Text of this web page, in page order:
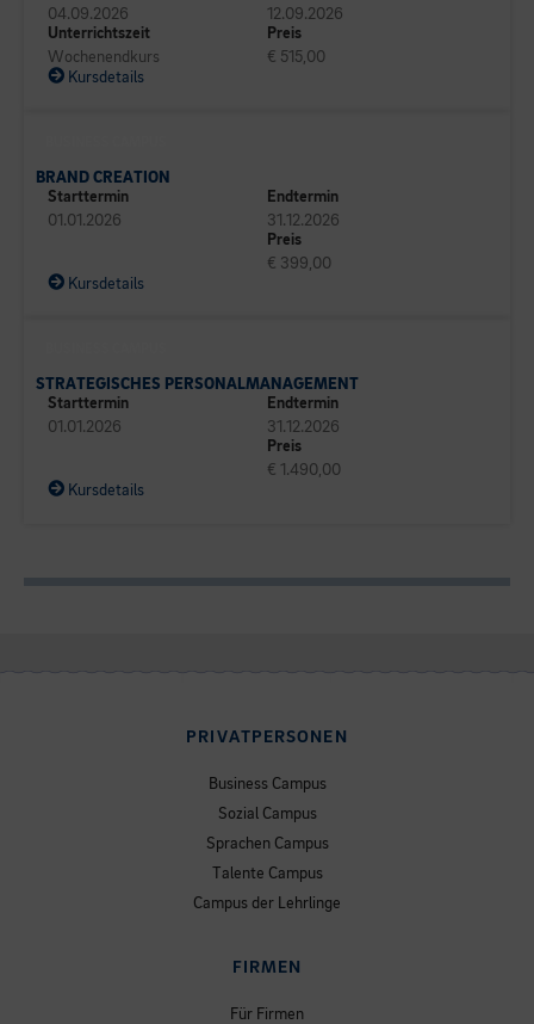
04.09.2026
12.09.2026
Unterrichtszeit
Wochenendkurs
Preis
€ 515,00
Kursdetails
BRAND CREATION
Starttermin
01.01.2026
Endtermin
31.12.2026
Preis
€ 399,00
Kursdetails
STRATEGISCHES PERSONALMANAGEMENT
Starttermin
01.01.2026
Endtermin
31.12.2026
Preis
€ 1.490,00
Kursdetails
PRIVATPERSONEN
Business Campus
Sozial Campus
Sprachen Campus
Talente Campus
Campus der Lehrlinge
FIRMEN
Für Firmen